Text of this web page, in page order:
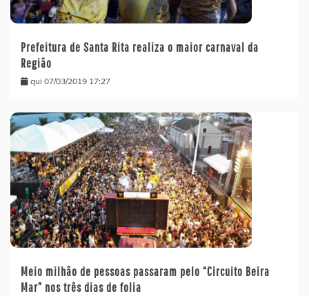
Prefeitura de Santa Rita realiza o maior carnaval da
Região
qui 07/03/2019 17:27
Meio milhão de pessoas passaram pelo “Circuito Beira
Mar” nos três dias de folia